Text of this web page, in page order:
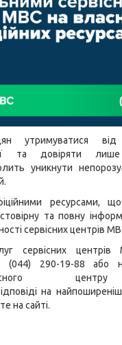
утримуватися від
та довіряти
уникнути
ресурсами,
та повну
сервісних центрів
сервісних
290-19-88 або
на
на сайті.